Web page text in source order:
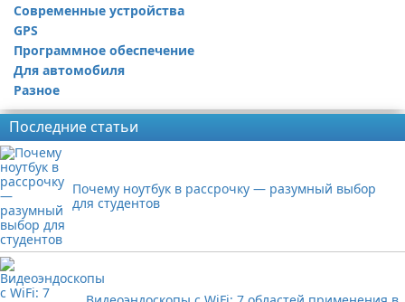
Современные устройства
GPS
Программное обеспечение
Для автомобиля
Разное
Последние статьи
Почему ноутбук в рассрочку — разумный выбор
для студентов